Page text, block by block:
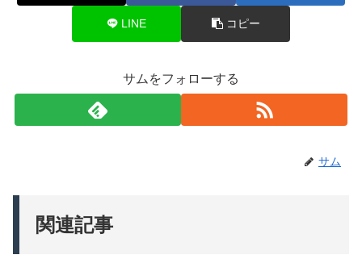
LINE コピー
サムをフォローする
サム
関連記事